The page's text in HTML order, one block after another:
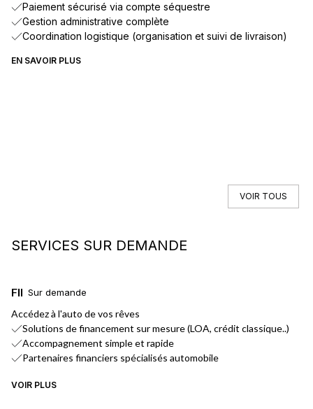
Paiement sécurisé via compte séquestre
Gestion administrative complète
Coordination logistique (organisation et suivi de livraison)
EN SAVOIR PLUS
VOIR TOUS
SERVICES SUR DEMANDE
Sur demande
FINANCEMENT
Accédez à l'auto de vos rêves
Solutions de financement sur mesure (LOA, crédit classique..)
Accompagnement simple et rapide
Partenaires financiers spécialisés automobile
VOIR PLUS